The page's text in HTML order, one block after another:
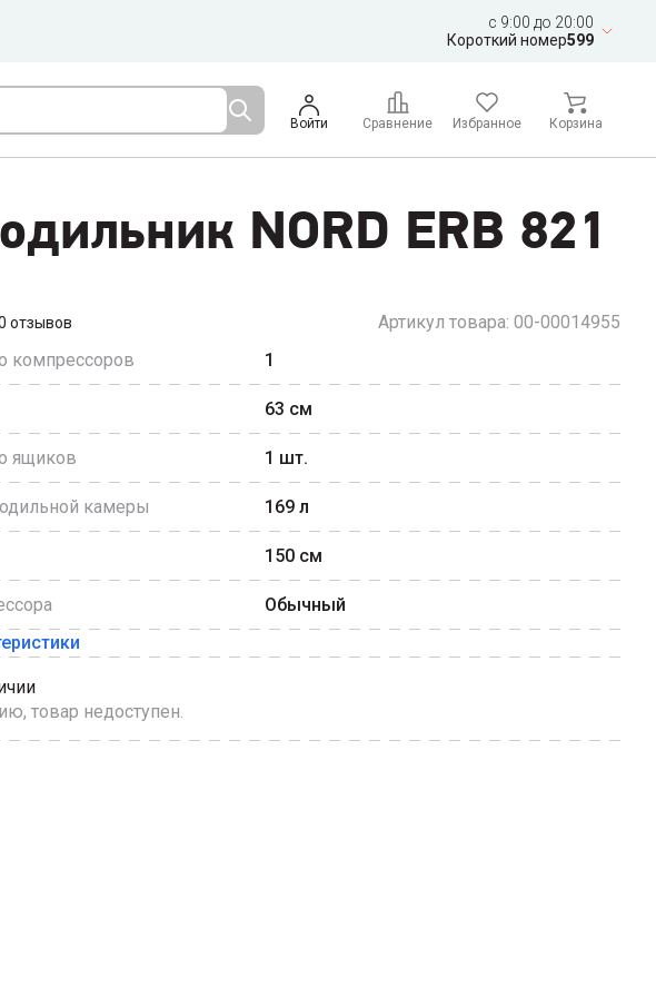
c 9:00 до 20:00
Короткий номер599
Войти Сравнение Избранное Корзина
NORD ERB 821
отзывов Артикул товара: 00-00014955
компрессоров
1
63 см
ящиков 1 шт.
камеры 169 л
150 см
Обычный
товар недоступен.